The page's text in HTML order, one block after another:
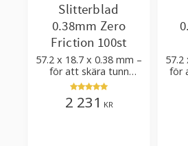
Slitterblad
0.38mm Zero
Friction 100st
57.2 x 18.7 x 0.38 mm –
för att skära tunn
sträckfilm, plastfilm
2 231 KR
57.2
för